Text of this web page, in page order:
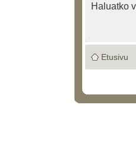
Haluatko
Etusivu